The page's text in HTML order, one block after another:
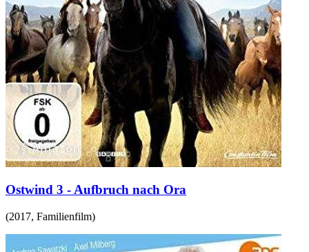
Ostwind 3 - Aufbruch nach Ora
(2017, Familienfilm)